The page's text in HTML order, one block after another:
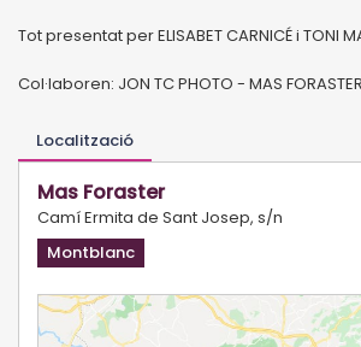
Tot presentat per ELISABET CARNICÉ i TONI
Col·laboren: JON TC PHOTO - MAS
Localització
Mas Foraster
Camí Ermita de Sant Josep, s/n
Montblanc